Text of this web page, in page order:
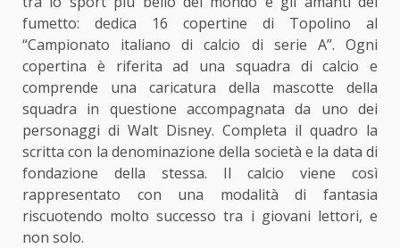
fumetto: dedica 16 copertine di Topolino al
“Campionato italiano di calcio di serie A”. Ogni
copertina è riferita ad una squadra di calcio e
comprende una caricatura della mascotte della
squadra in questione accompagnata da uno dei
personaggi di Walt Disney. Completa il quadro la
scritta con la denominazione della società e la data di
fondazione della stessa. Il calcio viene così
rappresentato con una modalità di fantasia
riscuotendo molto successo tra i giovani lettori, e
non solo.